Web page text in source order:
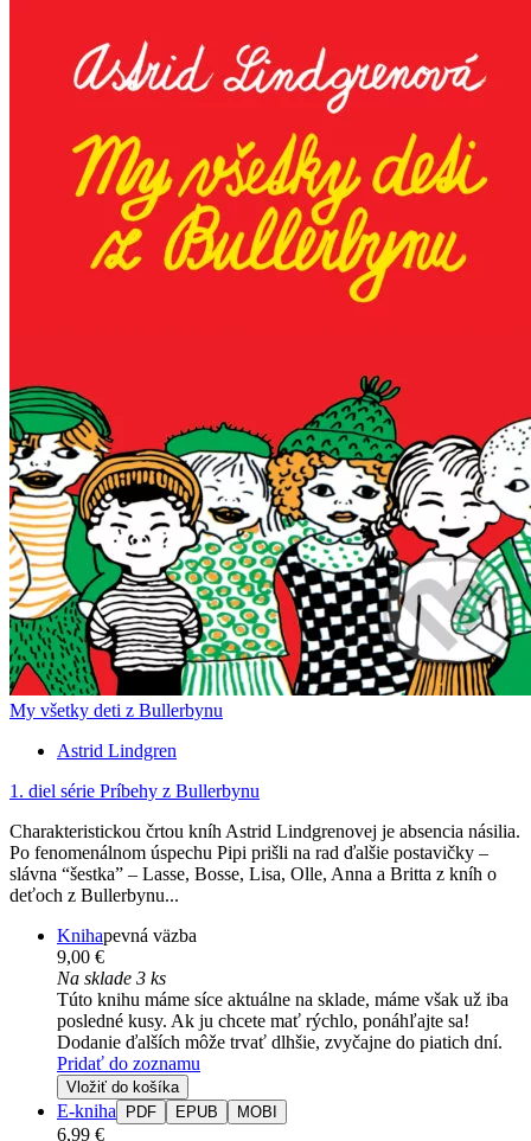
My všetky deti z Bullerbynu
Astrid Lindgren
1. diel série Príbehy z Bullerbynu
Charakteristickou črtou kníh Astrid Lindgrenovej je absencia násilia.
Po fenomenálnom úspechu Pipi prišli na rad ďalšie postavičky –
slávna “šestka” – Lasse, Bosse, Lisa, Olle, Anna a Britta z kníh o
deťoch z Bullerbynu...
Knihapevná väzba
9,00 €
Na sklade 3 ks
Túto knihu máme síce aktuálne na sklade, máme však už iba
posledné kusy. Ak ju chcete mať rýchlo, ponáhľajte sa!
Dodanie ďalších môže trvať dlhšie, zvyčajne do piatich dní.
Pridať do zoznamu
Vložiť do košíka
E-kniha PDF EPUB MOBI
6,99 €